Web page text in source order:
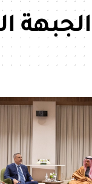
الجبهة